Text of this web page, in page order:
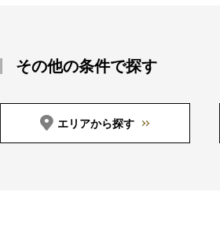
その他の条件で探す
エリアから探す